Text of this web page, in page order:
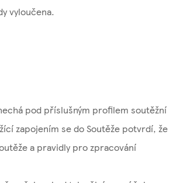
vyloučena.
pod příslušným profilem soutěžní
zapojením se do Soutěže potvrdí, že
a pravidly pro zpracování